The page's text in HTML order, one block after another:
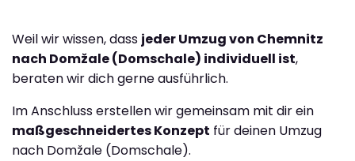
Weil wir wissen, dass jeder Umzug von Chemnitz
nach Domžale (Domschale) individuell ist,
beraten wir dich gerne ausführlich.
Im Anschluss erstellen wir gemeinsam mit dir ein
maßgeschneidertes Konzept für deinen Umzug
nach Domžale (Domschale).